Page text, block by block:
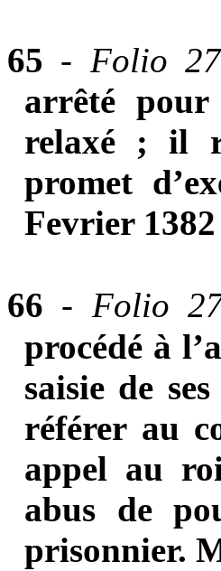
65 - Folio
arrêté
relaxé ; il
promet
Fevrier 1382
66 - Folio
procédé à
saisie de
référer au
appel au
abus de
prisonnier.